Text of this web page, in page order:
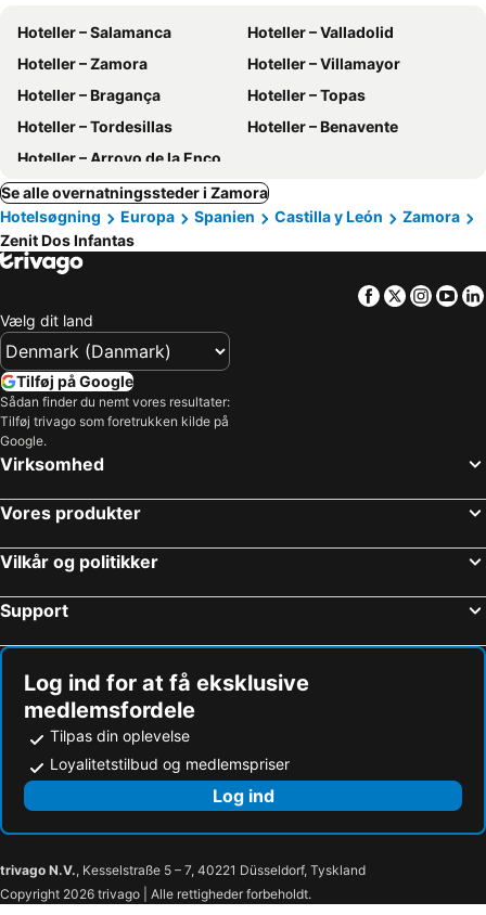
Hoteller – Salamanca
Hoteller – Valladolid
Hoteller – Zamora
Hoteller – Villamayor
Hoteller – Bragança
Hoteller – Topas
Hoteller – Tordesillas
Hoteller – Benavente
Hoteller – Arroyo de la Encomienda
Se alle overnatningssteder i Zamora
Hotelsøgning
Europa Spanien Castilla y León
Zamora
Zenit Dos Infantas
Facebook
Twitter
Vælg dit land
Tilføj på Google
Sådan finder du nemt vores resultater:
Tilføj trivago som foretrukken kilde på
Google.
Virksomhed
Vores produkter
Vilkår og politikker
Support
Log ind for at få eksklusive
medlemsfordele
Tilpas din oplevelse
Loyalitetstilbud og medlemspriser
Log ind
trivago N.V., Kesselstraße 5 – 7, 40221 Düsseldorf, Tyskland
Copyright 2026 trivago | Alle rettigheder forbeholdt.